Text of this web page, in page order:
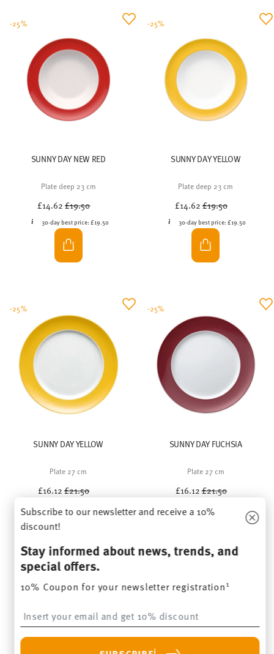
SUNNY DAY NEW RED
Plate deep 23 cm
£14.62Price reduced from
£19.50
30-day best price: £19.50
-25%
SUNNY DAY YELLOW
Plate deep 23 cm
£14.62Price reduced from
£19.50
30-day best price:£19.50
-25%
SUNNY DAY YELLOW
Plate 27 cm
£16.12Price reduced from
£21.50
30-day best price:
-25%
SUNNY DAY FUCHSIA
Plate 27 cm
£16.12Price reduced from
£21.50
30-day best price:
-25%
You have seen 24 of 940 products
Subscribe to our newsletter and receive a 10%
discount!
Stay informed about news, trends, and
special offers.
10% Coupon for your newsletter registration1
i